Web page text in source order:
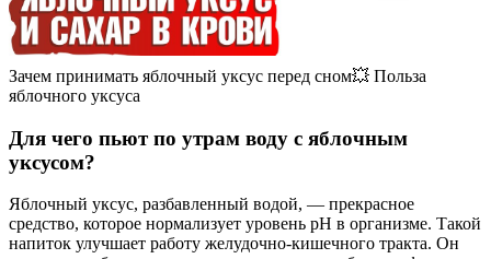
Зачем принимать яблочный уксус перед сном💥 Польза
яблочного уксуса
Для чего пьют по утрам воду с яблочным
уксусом?
Яблочный уксус, разбавленный водой, — прекрасное
средство, которое нормализует уровень pH в организме. Такой
напиток улучшает работу желудочно-кишечного тракта. Он